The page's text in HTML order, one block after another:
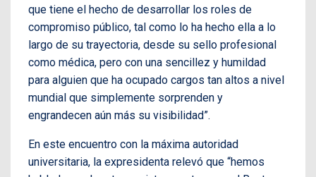
que tiene el hecho de desarrollar los roles de
compromiso público, tal como lo ha hecho ella a lo
largo de su trayectoria, desde su sello profesional
como médica, pero con una sencillez y humildad
para alguien que ha ocupado cargos tan altos a nivel
mundial que simplemente sorprenden y
engrandecen aún más su visibilidad”.
En este encuentro con la máxima autoridad
universitaria, la expresidenta relevó que “hemos